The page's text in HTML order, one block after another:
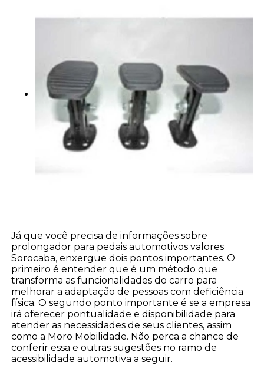
Já que você precisa de informações sobre
prolongador para pedais automotivos valores
Sorocaba, enxergue dois pontos importantes. O
primeiro é entender que é um método que
transforma as funcionalidades do carro para
melhorar a adaptação de pessoas com deficiência
física. O segundo ponto importante é se a empresa
irá oferecer pontualidade e disponibilidade para
atender as necessidades de seus clientes, assim
como a Moro Mobilidade. Não perca a chance de
conferir essa e outras sugestões no ramo de
acessibilidade automotiva a seguir.